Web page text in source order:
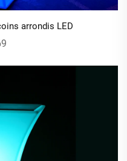
arrondis LED